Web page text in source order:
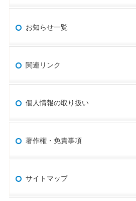
お知らせ一覧
関連リンク
個人情報の取り扱い
著作権・免責事項
サイトマップ